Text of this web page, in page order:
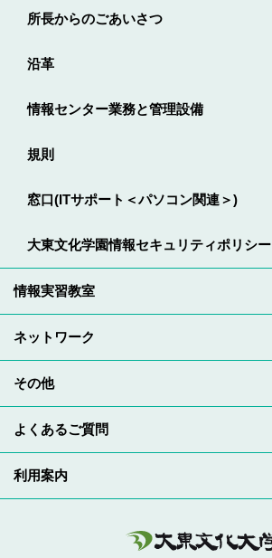
所長からのごあいさつ
沿革
情報センター業務と管理設備
規則
窓口(ITサポート＜パソコン関連＞)
大東文化学園情報セキュリティポリシー
情報実習教室
ネットワーク
その他
よくあるご質問
利用案内